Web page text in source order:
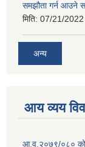
समझौता गर्न आउने
मिति: 07/21/
अन्य
आय व्यय
आ.व.२०७९/०८०